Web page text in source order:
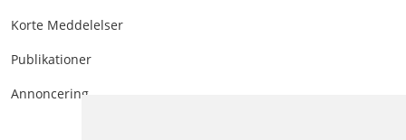
Korte Meddelelser
Publikationer
Annoncering